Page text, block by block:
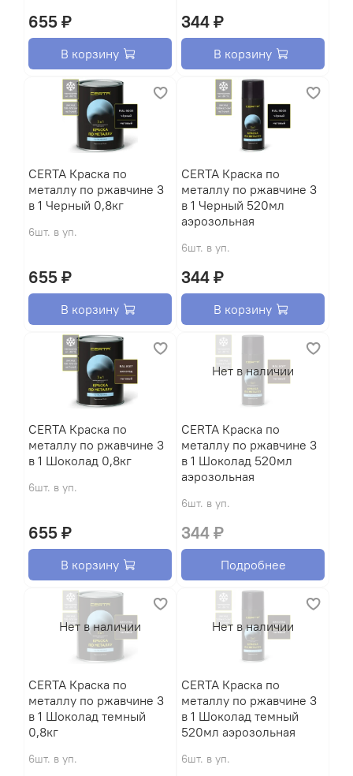
655 ₽
В корзину
344 ₽
В корзину
CERTA Краска по
металлу по ржавчине 3
в 1 Черный 0,8кг
6шт. в уп.
655 ₽
В корзину
CERTA Краска по
металлу по ржавчине 3
в 1 Черный 520мл
аэрозольная
6шт. в уп.
344 ₽
В корзину
CERTA Краска по
металлу по ржавчине 3
в 1 Шоколад 0,8кг
6шт. в уп.
655 ₽
В корзину
Нет в наличии
CERTA Краска по
металлу по ржавчине 3
в 1 Шоколад 520мл
аэрозольная
6шт. в уп.
344 ₽
Подробнее
Нет в наличии
CERTA Краска по
металлу по ржавчине 3
в 1 Шоколад темный
0,8кг
6шт. в уп.
Нет в наличии
CERTA Краска по
металлу по ржавчине 3
в 1 Шоколад темный
520мл аэрозольная
6шт. в уп.